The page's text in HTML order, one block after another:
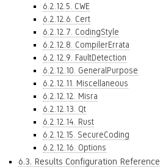
6.2.12.5. CWE
6.2.12.6. Cert
6.2.12.7. CodingStyle
6.2.12.8. CompilerErrata
6.2.12.9. FaultDetection
6.2.12.10. GeneralPurpose
6.2.12.11. Miscellaneous
6.2.12.12. Misra
6.2.12.13. Qt
6.2.12.14. Rust
6.2.12.15. SecureCoding
6.2.12.16. Options
6.3. Results Configuration Reference